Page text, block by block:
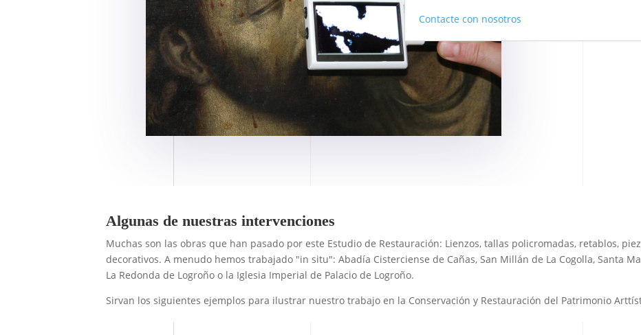
Contacte con nosotros
Algunas de nuestras intervenciones
Muchas son las obras que han pasado por este Estudio de Restauración: Lienzos, tallas policromadas, retablos,
decorativos. A menudo hemos trabajado "in situ": Abadía Cisterciense de Cañas, San Millán de La Cogolla, Santa
La Redonda de Logroño o la Iglesia Imperial de Palacio de Logroño.
Sirvan los siguientes ejemplos para ilustrar nuestro trabajo en la Conservación y Restauración del Patrimonio